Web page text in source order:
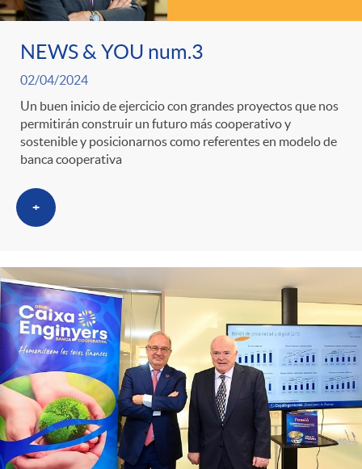
NEWS & YOU num.3
02/04/2024
Un buen inicio de ejercicio con grandes proyectos que nos
permitirán construir un futuro más cooperativo y
sostenible y posicionarnos como referentes en modelo de
banca cooperativa
+